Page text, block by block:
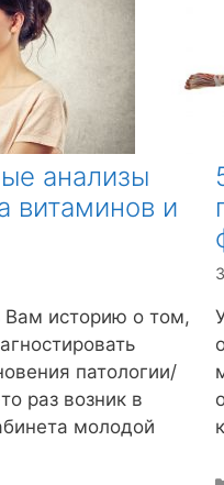
анализы
витаминов и
Вам историю о том,
патологии/
раз возник в
молодой